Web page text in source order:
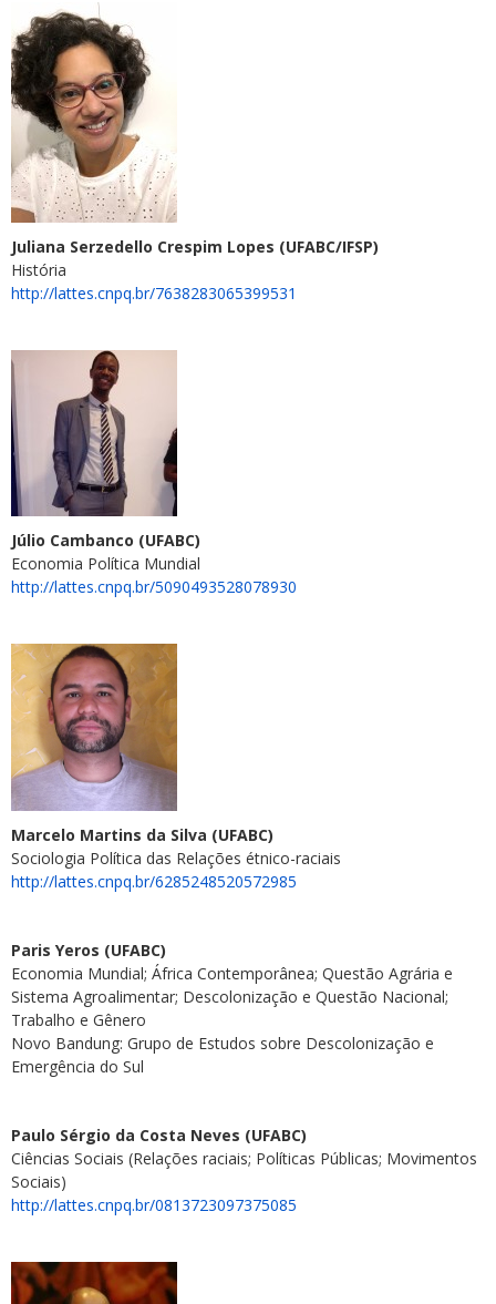
Juliana Serzedello Crespim Lopes (UFABC/IFSP)
História
http://lattes.cnpq.br/7638283065399531
Júlio Cambanco (UFABC)
Economia Política Mundial
http://lattes.cnpq.br/5090493528078930
Marcelo Martins da Silva (UFABC)
Sociologia Política das Relações étnico-raciais
http://lattes.cnpq.br/6285248520572985
Paris Yeros (UFABC)
Economia Mundial; África Contemporânea; Questão Agrária e
Sistema Agroalimentar; Descolonização e Questão Nacional;
Trabalho e Gênero
Novo Bandung: Grupo de Estudos sobre Descolonização e
Emergência do Sul
Paulo Sérgio da Costa Neves (UFABC)
Ciências Sociais (Relações raciais; Políticas Públicas; Movimentos
Sociais)
http://lattes.cnpq.br/0813723097375085